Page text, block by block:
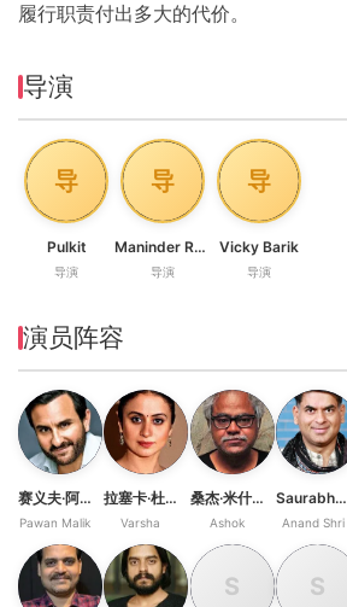
履行职责付出多大的代价。
导演
导
Pulkit
导演
导
Maninder Rajput
导演
导
Vicky Barik
导演
演员阵容
赛义夫·阿里·汗
Pawan Malik
拉塞卡·杜加尔
Varsha
桑杰·米什拉
Ashok
Saurabh Dwivedi
Anand Shri
S S